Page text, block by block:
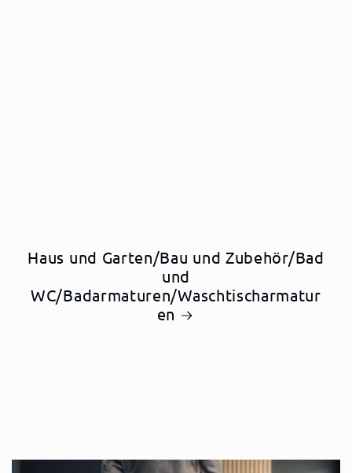
Haus und Garten/Bau und Zubehör/Bad
und
WC/Badarmaturen/Waschtischarmatur
en